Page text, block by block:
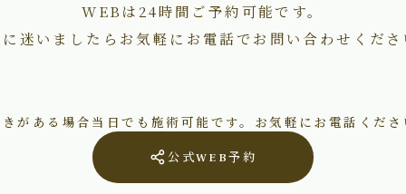
WEBは24時間ご予約可能です。
迷いましたらお気軽にお電話でお問い合わせくださ
がある場合当日でも施術可能です。お気軽にお電話くださ
公式WEB予約